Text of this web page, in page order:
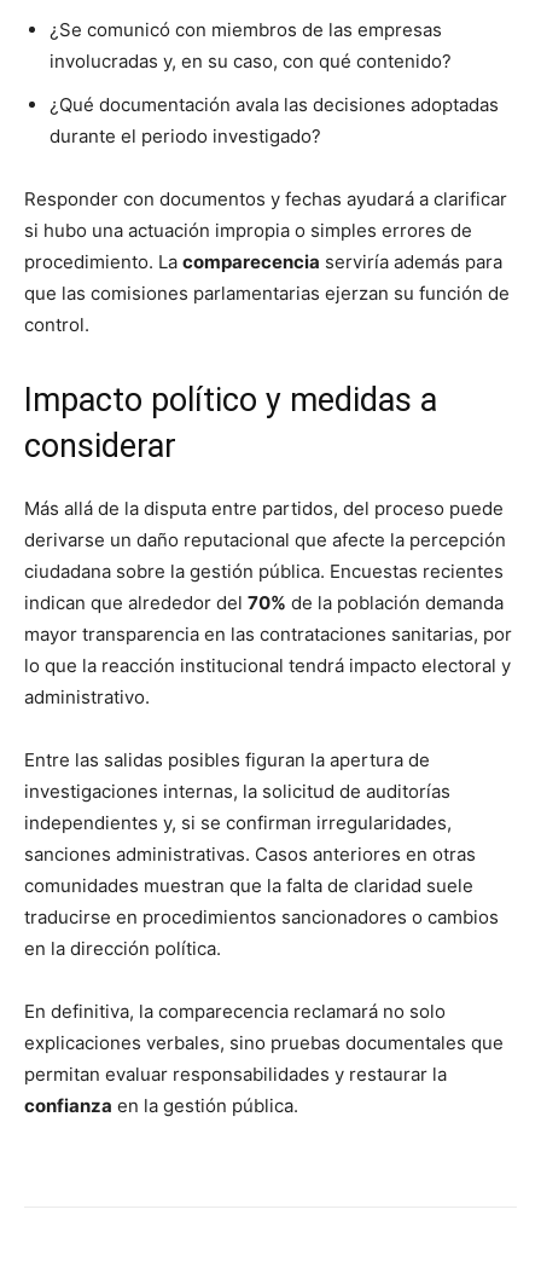
¿Se comunicó con miembros de las empresas
involucradas y, en su caso, con qué contenido?
¿Qué documentación avala las decisiones adoptadas
durante el periodo investigado?
Responder con documentos y fechas ayudará a clarificar
si hubo una actuación impropia o simples errores de
procedimiento. La comparecencia serviría además para
que las comisiones parlamentarias ejerzan su función de
control.
Impacto político y medidas a
considerar
Más allá de la disputa entre partidos, del proceso puede
derivarse un daño reputacional que afecte la percepción
ciudadana sobre la gestión pública. Encuestas recientes
indican que alrededor del 70% de la población demanda
mayor transparencia en las contrataciones sanitarias, por
lo que la reacción institucional tendrá impacto electoral y
administrativo.
Entre las salidas posibles figuran la apertura de
investigaciones internas, la solicitud de auditorías
independientes y, si se confirman irregularidades,
sanciones administrativas. Casos anteriores en otras
comunidades muestran que la falta de claridad suele
traducirse en procedimientos sancionadores o cambios
en la dirección política.
En definitiva, la comparecencia reclamará no solo
explicaciones verbales, sino pruebas documentales que
permitan evaluar responsabilidades y restaurar la
confianza en la gestión pública.